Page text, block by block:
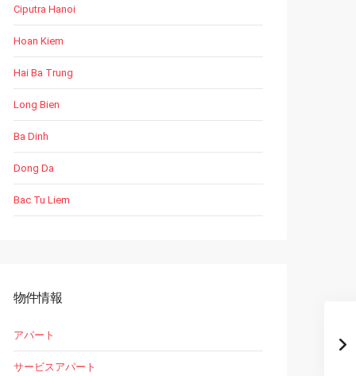
Ciputra Hanoi
Hoan Kiem
Hai Ba Trung
Long Bien
Ba Dinh
Dong Da
Bac Tu Liem
物件情報
アパート
サービスアパート